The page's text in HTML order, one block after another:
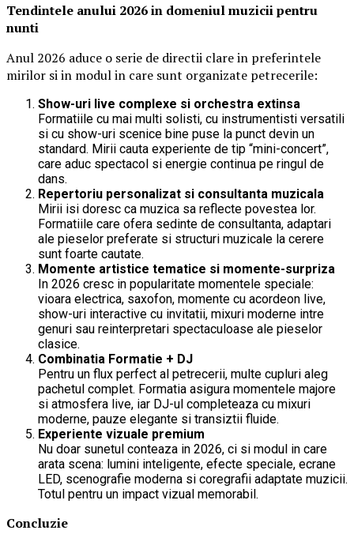
Tendintele anului 2026 in domeniul muzicii pentru
nunti
Anul 2026 aduce o serie de directii clare in preferintele
mirilor si in modul in care sunt organizate petrecerile:
Show-uri live complexe si orchestra extinsa
Formatiile cu mai multi solisti, cu instrumentisti versatili
si cu show-uri scenice bine puse la punct devin un
standard. Mirii cauta experiente de tip “mini-concert”,
care aduc spectacol si energie continua pe ringul de
dans.
Repertoriu personalizat si consultanta muzicala
Mirii isi doresc ca muzica sa reflecte povestea lor.
Formatiile care ofera sedinte de consultanta, adaptari
ale pieselor preferate si structuri muzicale la cerere
sunt foarte cautate.
Momente artistice tematice si momente-surpriza
In 2026 cresc in popularitate momentele speciale:
vioara electrica, saxofon, momente cu acordeon live,
show-uri interactive cu invitatii, mixuri moderne intre
genuri sau reinterpretari spectaculoase ale pieselor
clasice.
Combinatia Formatie + DJ
Pentru un flux perfect al petrecerii, multe cupluri aleg
pachetul complet. Formatia asigura momentele majore
si atmosfera live, iar DJ-ul completeaza cu mixuri
moderne, pauze elegante si transiztii fluide.
Experiente vizuale premium
Nu doar sunetul conteaza in 2026, ci si modul in care
arata scena: lumini inteligente, efecte speciale, ecrane
LED, scenografie moderna si coregrafii adaptate muzicii.
Totul pentru un impact vizual memorabil.
Concluzie